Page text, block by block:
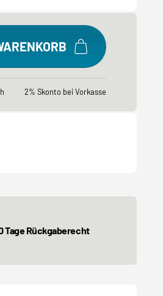
2% Skonto bei Vorkasse
Tage Rückgaberecht